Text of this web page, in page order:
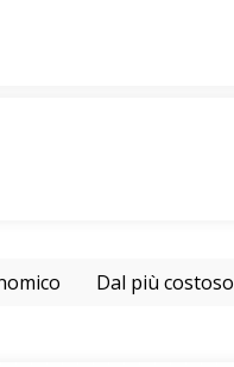
Dal più costoso